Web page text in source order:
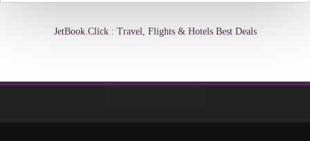
JetBook.Click : Travel, Flights & Hotels Best Deals